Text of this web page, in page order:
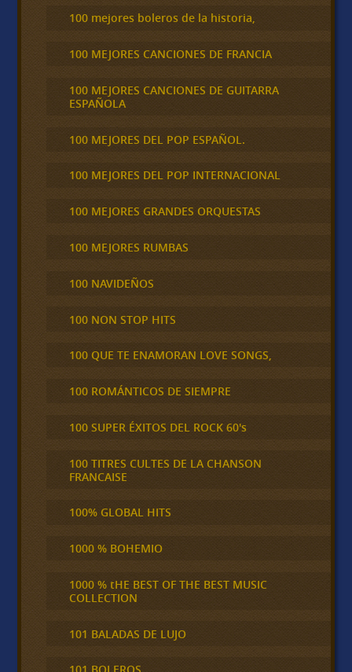
100 mejores boleros de la historia,
100 MEJORES CANCIONES DE FRANCIA
100 MEJORES CANCIONES DE GUITARRA
ESPAÑOLA
100 MEJORES DEL POP ESPAÑOL.
100 MEJORES DEL POP INTERNACIONAL
100 MEJORES GRANDES ORQUESTAS
100 MEJORES RUMBAS
100 NAVIDEÑOS
100 NON STOP HITS
100 QUE TE ENAMORAN LOVE SONGS,
100 ROMÁNTICOS DE SIEMPRE
100 SUPER ÉXITOS DEL ROCK 60's
100 TITRES CULTES DE LA CHANSON
FRANCAISE
100% GLOBAL HITS
1000 % BOHEMIO
1000 % tHE BEST OF THE BEST MUSIC
COLLECTION
101 BALADAS DE LUJO